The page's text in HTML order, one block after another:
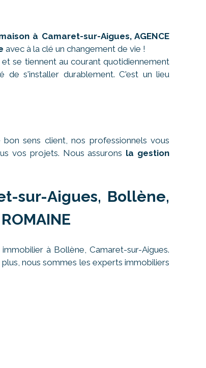
à Camaret-sur-Aigues, AGENCE
avec à la clé un changement de vie !
se tiennent au courant quotidiennement
de s'installer durablement. C'est un lieu
sens client, nos professionnels vous
vos projets. Nous assurons la gestion
sur-Aigues, Bollène,
à Bollène, Camaret-sur-Aigues.
nous sommes les experts immobiliers